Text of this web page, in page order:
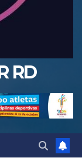
RD